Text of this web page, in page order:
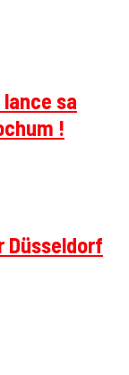
sa
!
Düsseldorf